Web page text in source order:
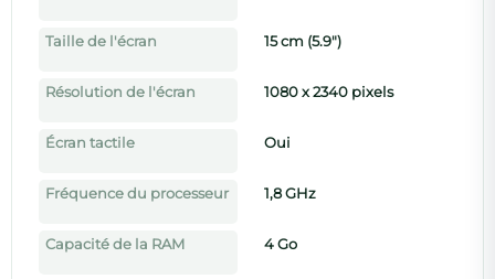
Taille de l'écran 15 cm (5.9")
Résolution de l'écran 1080 x 2340 pixels
Écran tactile Oui
Fréquence du processeur 1,8 GHz
Capacité de la RAM 4 Go